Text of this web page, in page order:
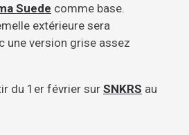
Suede comme base.
extérieure sera
une version grise assez
du 1er février sur SNKRS au